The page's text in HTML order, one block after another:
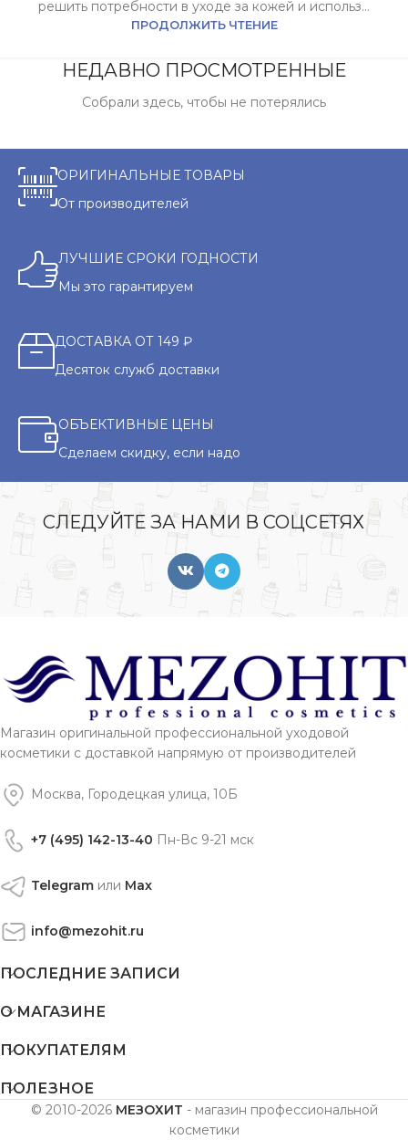
решить потребности в уходе за кожей и использ...
ПРОДОЛЖИТЬ ЧТЕНИЕ
НЕДАВНО ПРОСМОТРЕННЫЕ
Собрали здесь, чтобы не потерялись
ОРИГИНАЛЬНЫЕ ТОВАРЫ
От производителей
ЛУЧШИЕ СРОКИ ГОДНОСТИ
Мы это гарантируем
ДОСТАВКА ОТ 149 ₽
Десяток служб доставки
ОБЪЕКТИВНЫЕ ЦЕНЫ
Сделаем скидку, если надо
СЛЕДУЙТЕ ЗА НАМИ В СОЦСЕТЯХ
Магазин оригинальной профессиональной уходовой
косметики с доставкой напрямую от производителей
Москва, Городецкая улица, 10Б
+7 (495) 142-13-40 Пн-Вс 9-21 мск
Telegram или Max
info@mezohit.ru
ПОСЛЕДНИЕ ЗАПИСИ
О МАГАЗИНЕ
ПОКУПАТЕЛЯМ
ПОЛЕЗНОЕ
© 2010-2026 МЕЗОХИТ - магазин профессиональной
косметики